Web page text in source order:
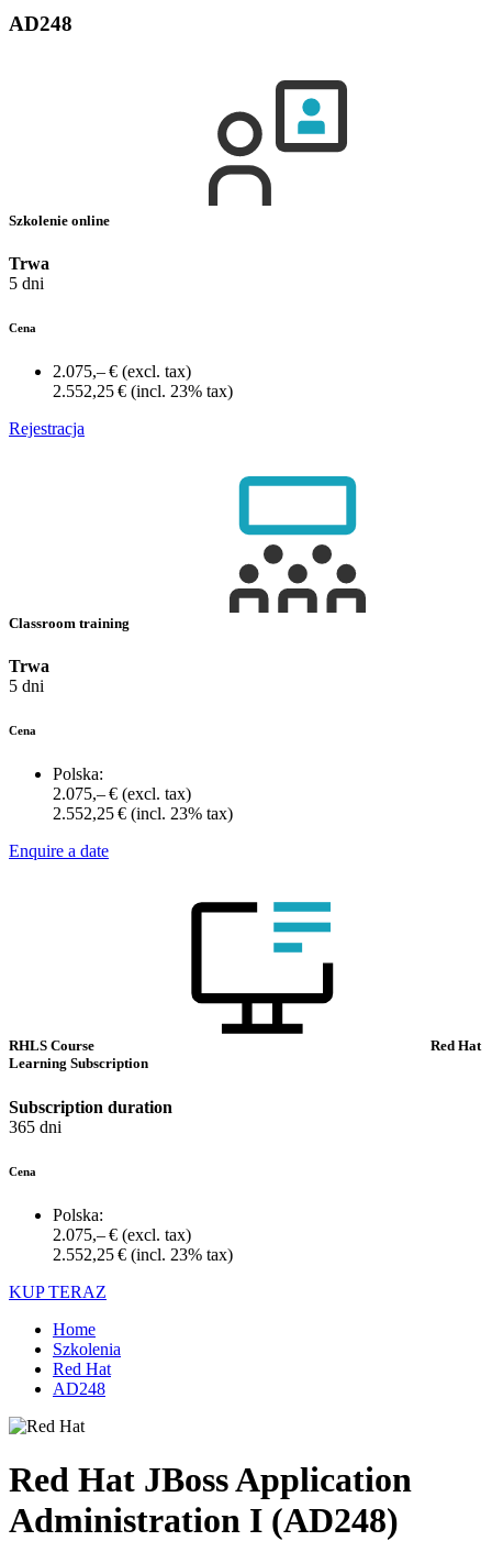
AD248
Szkolenie online
Trwa
5 dni
Cena
2.075,– € (excl. tax)
2.552,25 € (incl. 23% tax)
Rejestracja
Classroom training
Trwa
5 dni
Cena
Polska:
2.075,– € (excl. tax)
2.552,25 € (incl. 23% tax)
Enquire a date
RHLS Course
Red Hat
Learning Subscription
Subscription duration
365 dni
Cena
Polska:
2.075,– € (excl. tax)
2.552,25 € (incl. 23% tax)
KUP TERAZ
Home
Szkolenia
Red Hat
AD248
Red Hat JBoss Application
Administration I (AD248)